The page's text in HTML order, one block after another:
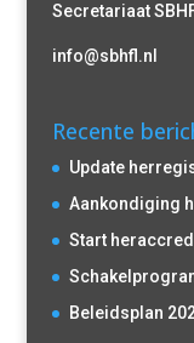
Secretariaat
info@sbhfl.nl
Recente
Update
Aankondiging
Start
Beleidsplan